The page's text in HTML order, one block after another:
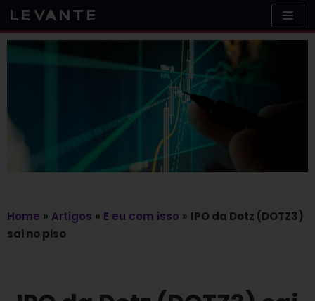
Skip
to
content
Home » Artigos » E eu com isso » IPO da Dotz (DOTZ3)
sai no piso